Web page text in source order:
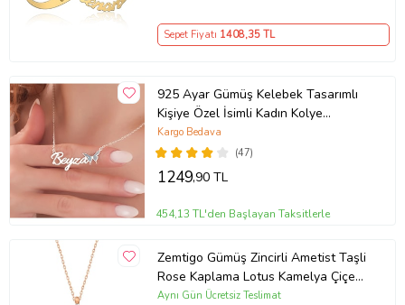
Sepet Fiyatı 1408,35 TL
925 Ayar Gümüş Kelebek Tasarımlı
Kişiye Özel İsimli Kadın Kolye
Anneye Hediye,Sevgiliye
Hediye,Arkadaşa Hediye,Doğum
Günü Hediyesi,Eşe Hediye
(47)
Kargo Bedava
1249,90 TL
454,13 TL'den Başlayan Taksitlerle
Zemtigo Gümüş Zincirli Ametist Taşli
Rose Kaplama Lotus Kamelya Çiçeği
Kolye
Aynı Gün Ücretsiz Teslimat